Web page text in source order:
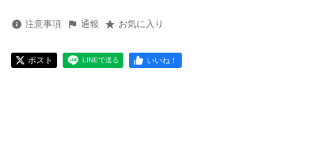
注意事項 通報 お気に入り
ポスト LINEで送る いいね！